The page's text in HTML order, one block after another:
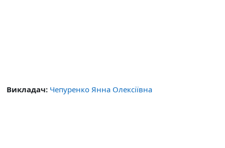
Викладач: Чепуренко Янна Олексіївна